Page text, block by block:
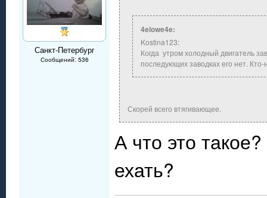
Санкт-Петербург
Сообщений: 536
4elowe4e:
Kostina123:
Когда утром холодный двигатель
последующих заводках его нет. Кто-
Скорей всего втягивающее.
А что это
ехать?